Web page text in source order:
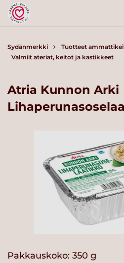
Sydänmerkki Tuotteet
Valmiit ateriat, keitot ja kastikkeet
Atria Kunnon Arki
Pakkauskoko: 350 g